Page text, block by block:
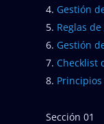
Gestión
Reglas
Gestión
Checklist
Sección 01